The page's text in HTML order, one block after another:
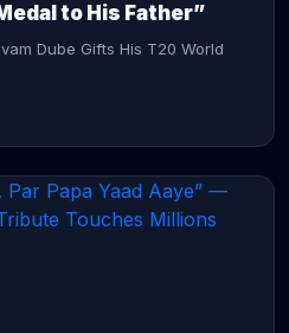
to His Father”
Dube Gifts His T20 World